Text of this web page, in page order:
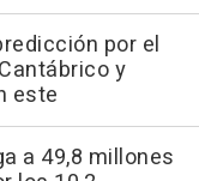
por el
y
este
a 49,8 millones